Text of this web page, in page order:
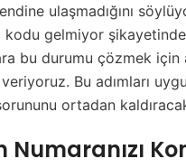
ulaşmadığını
kodu gelmiyor
bu durumu çözmek için
Bu adımları
ortadan
Numaranızı